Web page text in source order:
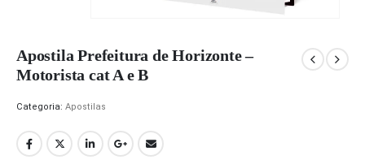
Apostila Prefeitura de Horizonte –
Motorista cat A e B
Categoria: Apostilas